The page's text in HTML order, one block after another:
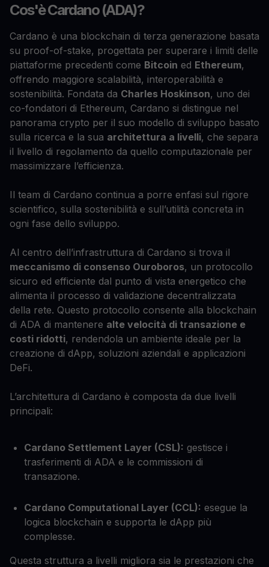
Cos'è Cardano (ADA)?
Cardano è una blockchain di terza generazione basata
su proof-of-stake, progettata per superare i limiti delle
piattaforme precedenti come Bitcoin ed Ethereum,
offrendo maggiore scalabilità, interoperabilità e
sostenibilità. Fondata da Charles Hoskinson, uno dei
co-fondatori di Ethereum, Cardano si distingue nel
panorama crypto per il suo modello di sviluppo basato
sulla ricerca e la sua architettura a livelli, che separa
il livello di regolamento da quello computazionale per
massimizzare l’efficienza.
Il team di Cardano continua a porre enfasi sul rigore
scientifico, sulla sostenibilità e sull’utilità concreta in
ogni fase dello sviluppo.
Al centro dell’infrastruttura di Cardano si trova il
meccanismo di consenso Ouroboros, un protocollo
sicuro ed efficiente dal punto di vista energetico che
alimenta il processo di validazione decentralizzata
della rete. Questo protocollo consente alla blockchain
di ADA di mantenere alte velocità di transazione e
costi ridotti, rendendola un ambiente ideale per la
creazione di dApp, soluzioni aziendali e applicazioni
DeFi.
L’architettura di Cardano è composta da due livelli
principali:
Cardano Settlement Layer (CSL): gestisce i
trasferimenti di ADA e le commissioni di
transazione.
Cardano Computational Layer (CCL): esegue la
logica blockchain e supporta le dApp più
complesse.
Questa struttura a livelli migliora sia le prestazioni che